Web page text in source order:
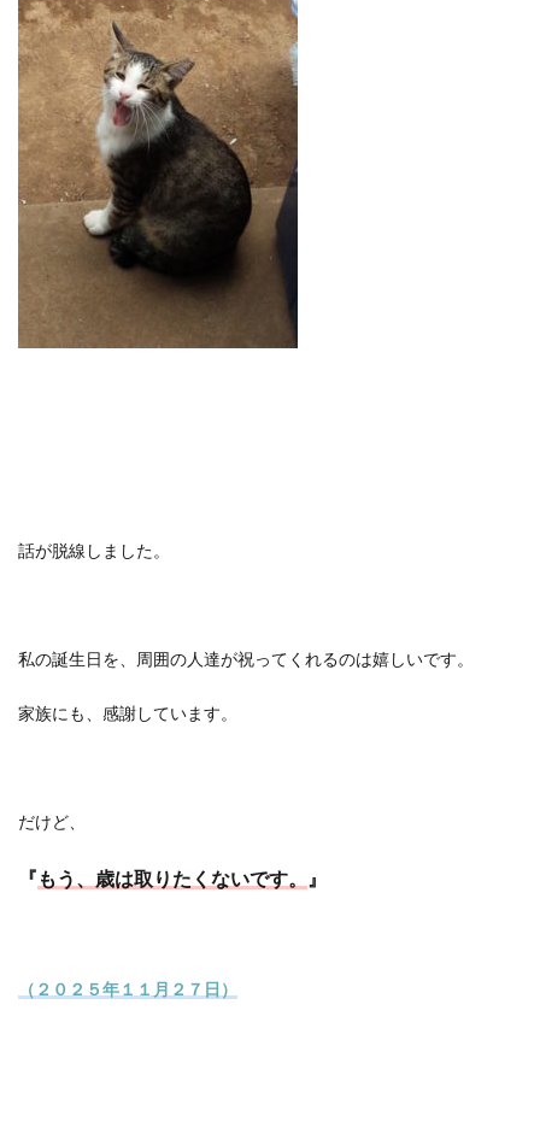
話が脱線しました。
私の誕生日を、周囲の人達が祝ってくれるのは嬉しいです。
家族にも、感謝しています。
だけど、
『 もう、歳は取りたくないです。 』
（２０２５年１１月２７日）